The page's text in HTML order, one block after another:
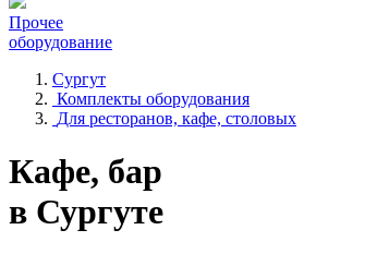
Прочее
оборудование
Сургут
Комплекты оборудования
Для ресторанов, кафе, столовых
Кафе, бар
в Сургуте